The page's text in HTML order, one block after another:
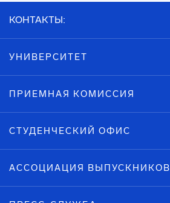
КОНТАКТЫ:
УНИВЕРСИТЕТ
ПРИЕМНАЯ КОМИССИЯ
СТУДЕНЧЕСКИЙ ОФИС
АССОЦИАЦИЯ ВЫПУСКНИКОВ